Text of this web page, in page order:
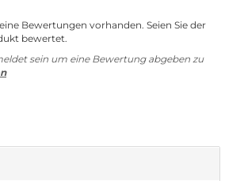
Bewertungen vorhanden. Seien Sie der
bewertet.
sein um eine Bewertung abgeben zu